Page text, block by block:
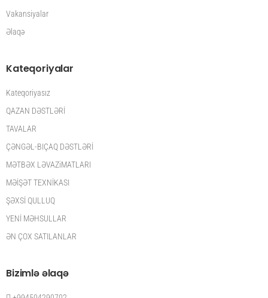
Vakansiyalar
Əlaqə
Kateqoriyalar
Kateqoriyasız
QAZAN DƏSTLƏRİ
TAVALAR
ÇƏNGƏL-BIÇAQ DƏSTLƏRİ
MƏTBƏX LƏVAZiMATLARI
MƏİŞƏT TEXNİKASI
ŞƏXSİ QULLUQ
YENİ MƏHSULLAR
ƏN ÇOX SATILANLAR
Bizimlə əlaqə